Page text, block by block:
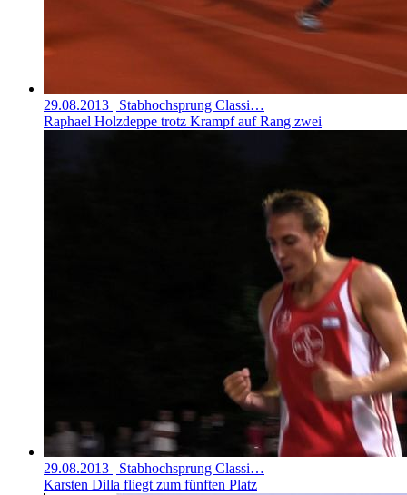
29.08.2013 | Stabhochsprung Classi…
Raphael Holzdeppe trotz Krampf auf Rang zwei
29.08.2013 | Stabhochsprung Classi…
Karsten Dilla fliegt zum fünften Platz